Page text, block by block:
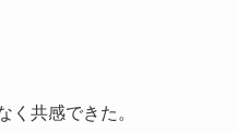
く共感できた。